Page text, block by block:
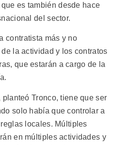
que es también desde hace
del sector.
contratista más y no
la actividad y los contratos
que estarán a cargo de la
Tronco, tiene que ser
solo había que controlar a
locales. Múltiples
en múltiples actividades y